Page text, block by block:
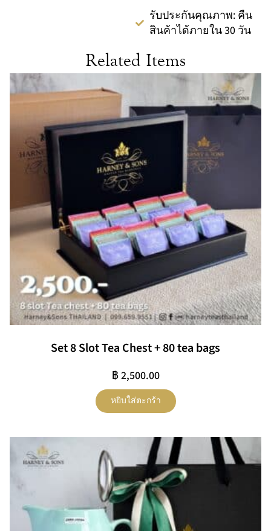
รับประกันคุณภาพ: คืน
สินค้าได้ภายใน 30 วัน
Related Items
Set 8 Slot Tea Chest + 80 tea bags
฿2,500.00
หยิบใส่ตะกร้า